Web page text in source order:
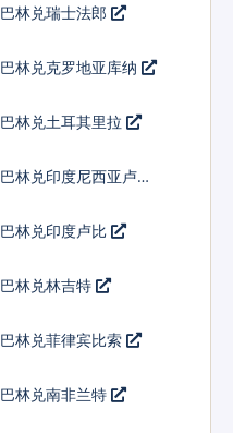
巴林兑瑞士法郎
巴林兑克罗地亚库纳
巴林兑土耳其里拉
巴林兑印度尼西亚卢比
巴林兑印度卢比
巴林兑林吉特
巴林兑菲律宾比索
巴林兑南非兰特